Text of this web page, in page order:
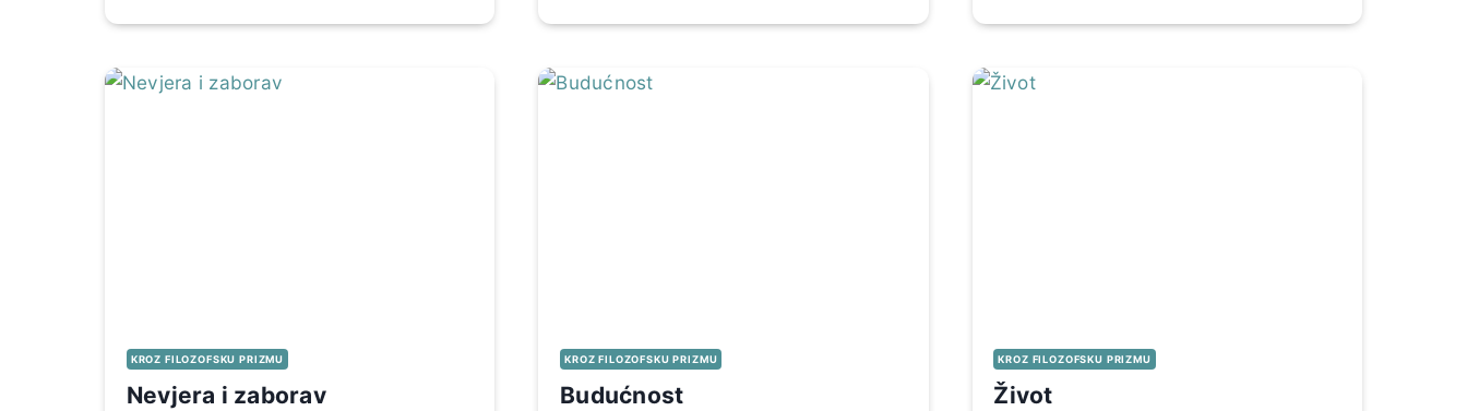
KROZ FILOZOFSKU PRIZMU
Nevjera i zaborav
KROZ FILOZOFSKU PRIZMU
Budućnost
KROZ FILOZOFSKU PRIZMU
Život